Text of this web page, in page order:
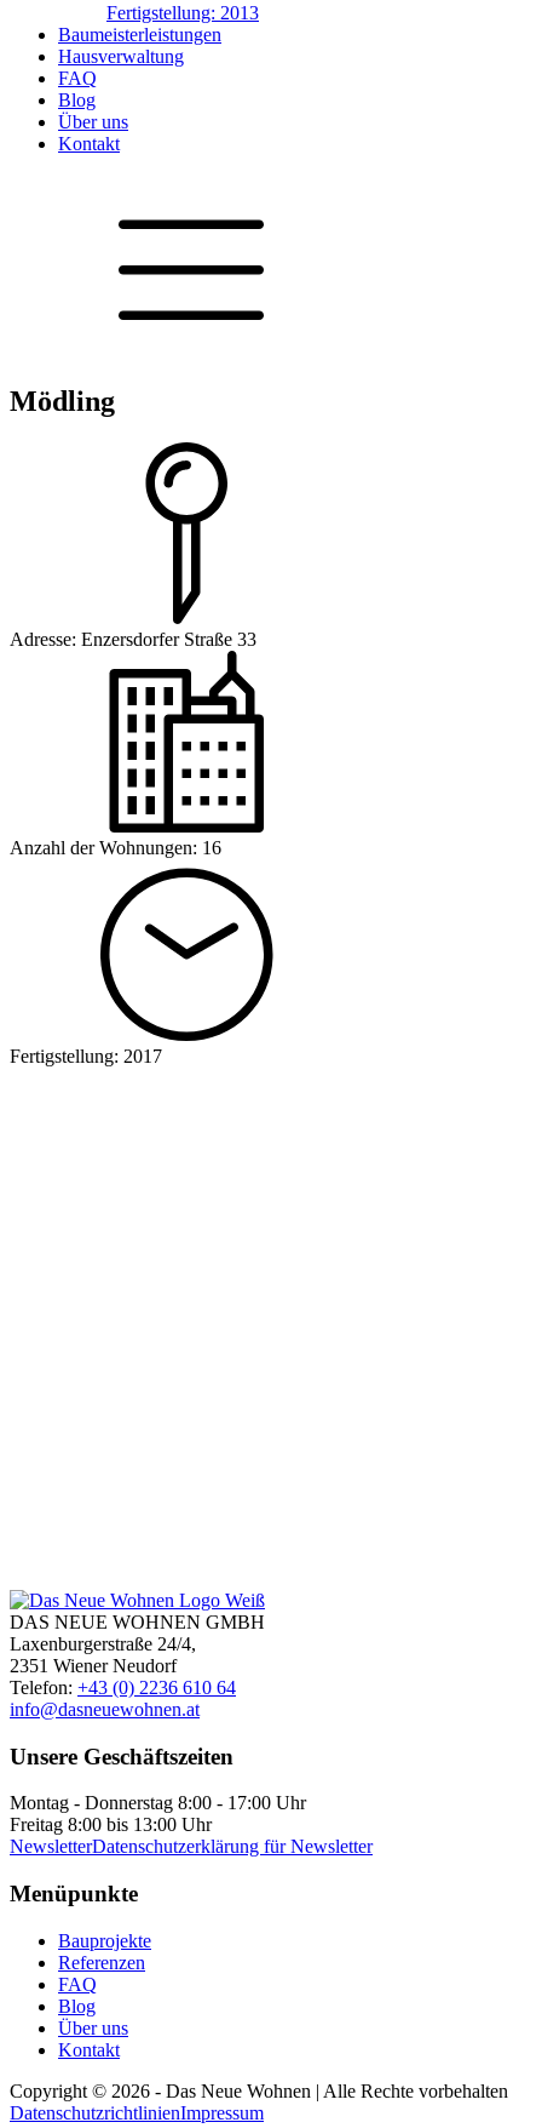
Fertigstellung: 2013
Baumeisterleistungen
Hausverwaltung
FAQ
Blog
Über uns
Kontakt
Mödling
Adresse: Enzersdorfer Straße 33
Anzahl der Wohnungen: 16
Fertigstellung: 2017
DAS NEUE WOHNEN GMBH
Laxenburgerstraße 24/4,
2351 Wiener Neudorf
Telefon: +43 (0) 2236 610 64
info@dasneuewohnen.at
Unsere Geschäftszeiten
Montag - Donnerstag 8:00 - 17:00 Uhr
Freitag 8:00 bis 13:00 Uhr
NewsletterDatenschutzerklärung für Newsletter
Menüpunkte
Bauprojekte
Referenzen
FAQ
Blog
Über uns
Kontakt
Copyright © 2026 - Das Neue Wohnen | Alle Rechte vorbehalten
DatenschutzrichtlinienImpressum